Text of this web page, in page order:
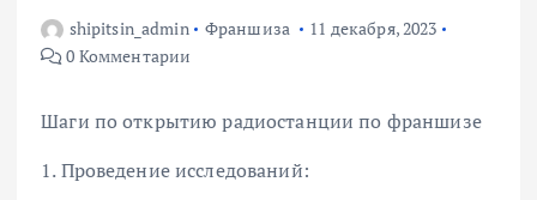
shipitsin_admin Франшиза
11 декабря, 2023
0 Комментарии
Шаги по открытию радиостанции по франшизе
1. Проведение исследований: